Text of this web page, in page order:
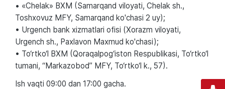
• «Chelak» BXM (Samarqand viloyati, Chelak sh.,
Toshxovuz MFY, Samarqand ko'chasi 2 uy);
• Urgench bank xizmatlari ofisi (Xorazm viloyati,
Urgench sh., Paxlavon Maxmud ko'chasi);
• To‘rtko‘l BXM (Qoraqalpog‘iston Respublikasi, To‘rtko‘l
tumani, “Markazobod” MFY, To‘rtko‘l k., 57).
Ish vaqti 09:00 dan 17:00 gacha.